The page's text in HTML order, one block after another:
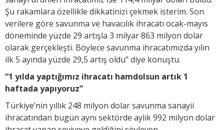
Şu rakamlara özellikle dikkatinizi çekmek isterim. Son
verilere göre savunma ve havacılık ihracatı ocak-mayıs
döneminde yüzde 29 artışla 3 milyar 863 milyon dolar
olarak gerçekleşti. Böylece savunma ihracatımızda yılın
ilk 5 ayında yüzde 29,5 artış oldu” diye konuştu.
“1 yılda yaptığımız ihracatı hamdolsun artık 1
haftada yapıyoruz”
Türkiye’nin yıllık 248 milyon dolar savunma sanayii
ihracatından bugün aynı sektörde aylık 992 milyon dolar